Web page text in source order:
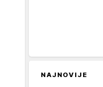
NAJNOVIJE